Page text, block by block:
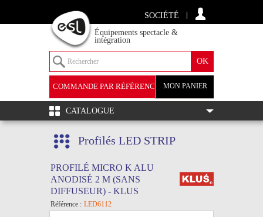
SOCIÉTÉ
Équipements spectacle &
intégration
MON PANIER
COMMANDE PAR RÉFÉRENCE
+
CATALOGUE
Profilés LED STRIP
PROFILÉ MICRO K ALU
ANODISÉ 2 M (SANS
DIFFUSEUR) - KLUS
Référence : LED6112